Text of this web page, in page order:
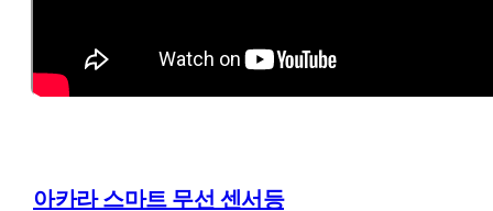
아카라 스마트 무선 센서등